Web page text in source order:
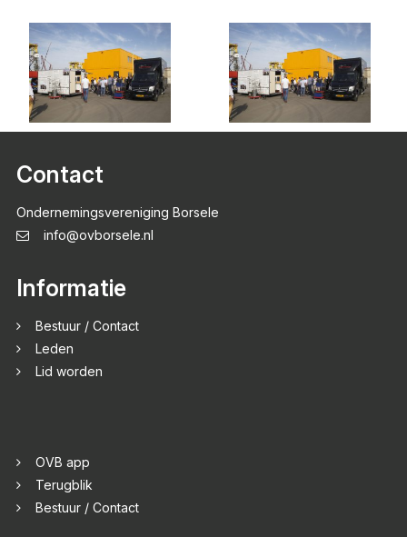
Contact
Ondernemingsvereniging Borsele
info@ovborsele.nl
Informatie
Bestuur / Contact
Leden
Lid worden
OVB app
Terugblik
Bestuur / Contact